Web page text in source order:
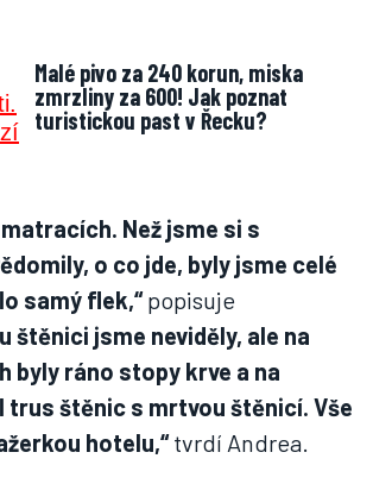
Malé pivo za 240 korun, miska
zmrzliny za 600! Jak poznat
turistickou past v Řecku?
Než jsme si s
o co jde, byly jsme celé
samý flek,“popisuje
štěnici jsme neviděly, ale na
byly ráno stopy krve a na
trus štěnic s mrtvou štěnicí. Vše
hotelu,“tvrdí Andrea.